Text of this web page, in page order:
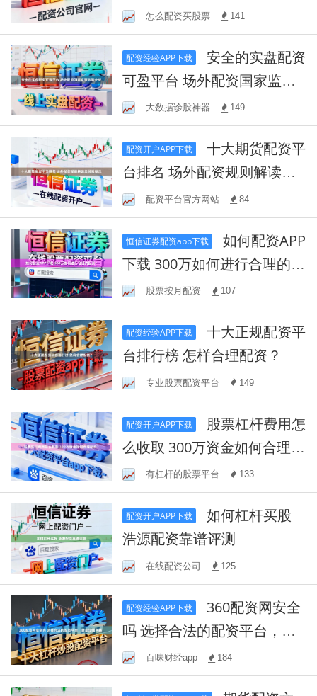
潜力无限
怎么配资买股票 141
配资经验APP下载
安全的实盘配资
可盈平台 场外配资国家监管
政策分析
大数据诊股神器 149
配资开户APP下载
十大期货配资平
台排名 场外配资规则解读及
风险提示
配资平台官方网站 84
恒信证券配资app下载
如何配资APP
下载 300万如何进行合理的配
资？股票按月配资 107
配资经验APP下载
十大正规配资平
台排行榜 怎样合理配资？
专业股票配资平台 149
配资开户APP下载
么收取 300万资金如何合理配
资？有杠杆的股票平台 133
配资开户APP下载
如何杠杆买股
浩源配资靠谱评测
在线配资公司 125
配资经验APP下载
吗 选择合法的配资平台，财
富增值利器！
百味财经app 184